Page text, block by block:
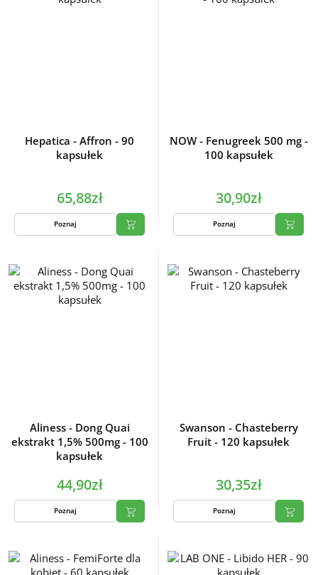
Hepatica - Affron - 90
kapsułek
65,88zł
Poznaj
NOW - Fenugreek 500 mg -
100 kapsułek
30,90zł
Poznaj
Aliness - Dong Quai
ekstrakt 1,5% 500mg - 100
kapsułek
44,90zł
Poznaj
Swanson - Chasteberry
Fruit - 120 kapsułek
30,35zł
Poznaj